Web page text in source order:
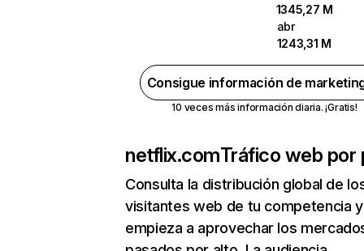
1345,27 M
abr
1243,31 M
Consigue información de
10 veces más información diaria. ¡Gratis!
netflix.comTráfico web por
Consulta la distribución global de
visitantes web de tu competencia y
empieza a aprovechar los